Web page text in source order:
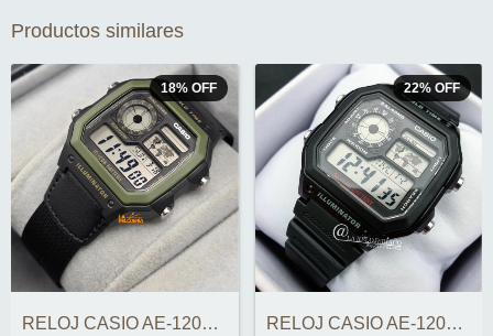
Productos similares
18% OFF
RELOJ CASIO AE-1200WHB-1BVDF ORIGINAL
22% OFF
RELOJ CASIO AE-1200WH-1AVDF ORIGINAL